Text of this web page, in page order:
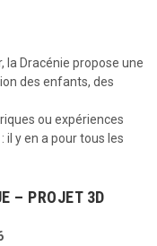
la Dracénie propose une
des enfants, des
ou expériences
il y en a pour tous les
– PROJET 3D